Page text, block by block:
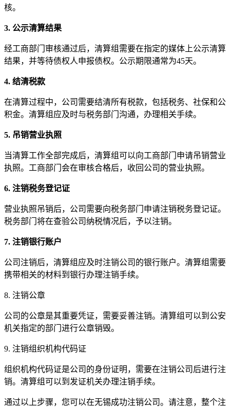
核。
3. 公示清算结果
经工商部门审核通过后，清算组需要在指定的媒体上公示清算
结果，并等待债权人申报债权。公示期限通常为45天。
4. 结清税款
在清算过程中，公司需要结清所有税款，包括税务、社保和公
积金。清算组应及时与税务部门沟通，办理相关手续。
5. 吊销营业执照
当清算工作全部完成后，清算组可以向工商部门申请吊销营业
执照。工商部门会在审核合格后，收回公司的营业执照。
6. 注销税务登记证
营业执照吊销后，公司需要向税务部门申请注销税务登记证。
税务部门将在查验公司纳税情况后，予以注销。
7. 注销银行账户
公司注销后，清算组应及时注销公司的银行账户。清算组需要
携带相关的材料到银行办理注销手续。
8. 注销公章
公司的公章是其重要凭证，需要妥善注销。清算组可以到公安
机关指定的部门进行公章销毁。
9. 注销组织机构代码证
组织机构代码证是公司的身份证明，需要在注销公司后进行注
销。清算组可以到发证机关办理注销手续。
通过以上步骤，您可以在无锡成功注销公司。请注意，整个注